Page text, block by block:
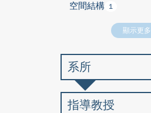
空間結構 1
顯示更多
系所
指導教授